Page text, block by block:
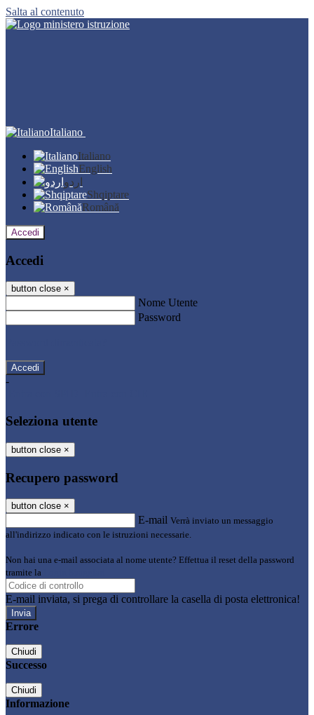
Salta al contenuto
Italiano
Italiano
English
اردو
Shqiptare
Română
Accedi
Accedi
button close ×
Nome Utente
Password
-
Seleziona utente
button close ×
Recupero password
button close ×
E-mail Verrà inviato un messaggio
all'indirizzo indicato con le istruzioni necessarie.
Non hai una e-mail associata al nome utente? Effettua il reset della password
tramite la
E-mail inviata, si prega di controllare la casella di posta elettronica!
Errore
Chiudi
Successo
Chiudi
Informazione